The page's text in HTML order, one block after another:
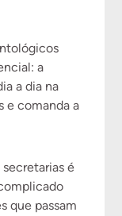
a
a dia na
e comanda a
é
que passam